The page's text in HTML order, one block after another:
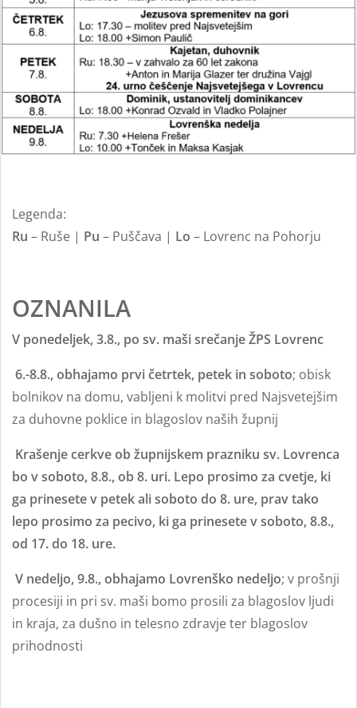
Legenda:
Ru – Ruše | Pu – Puščava | Lo – Lovrenc na Pohorju
OZNANILA
V ponedeljek, 3.8., po sv. maši srečanje ŽPS Lovrenc
6.-8.8., obhajamo prvi četrtek, petek in soboto; obisk
bolnikov na domu, vabljeni k molitvi pred Najsvetejšim
za duhovne poklice in blagoslov naših župnij
Krašenje cerkve ob župnijskem prazniku sv. Lovrenca
bo v soboto, 8.8., ob 8. uri. Lepo prosimo za cvetje, ki
ga prinesete v petek ali soboto do 8. ure, prav tako
lepo prosimo za pecivo, ki ga prinesete v soboto, 8.8.,
od 17. do 18. ure.
V nedeljo, 9.8., obhajamo Lovrenško nedeljo; v prošnji
procesiji in pri sv. maši bomo prosili za blagoslov ljudi
in kraja, za dušno in telesno zdravje ter blagoslov
prihodnosti